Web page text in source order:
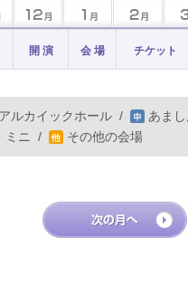
開 演 会 場 チケット
ルカイックホール /
あま
ミニ / その他の会場